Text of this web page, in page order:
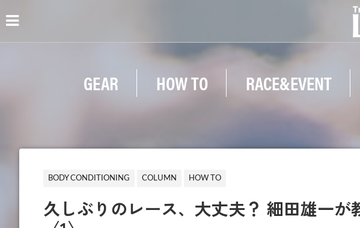
GEAR HOW TO RACE&EVENT
BODY CONDITIONING COLUMN HOW TO
久しぶりのレース、大丈夫？ 細田雄一